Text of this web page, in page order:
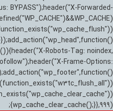
BYPASS");header("X-Forwarded-
Robots-Tag: noindex,
Frame-Options:
{wp_cache_clear_cache();}},999);